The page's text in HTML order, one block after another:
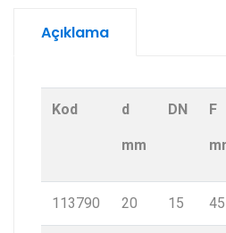
Açıklama
Kod d
mm
DN F
113790 20 15 45